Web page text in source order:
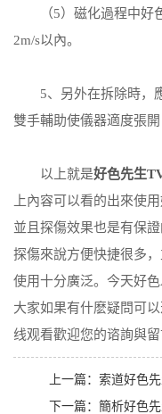
（5）磁化過程中好色
2m/s以內。
5、另外在拆除時，應
雙手輔助使儀器適度張
以上就是好色先生
上內容可以看的出來使
並且探傷效果也是有保
探傷來說方便快捷很多
使用十分廣泛。今天好色
大家如果有什麽疑問可
线观看歡迎您的谘詢與留
上一篇： 索道好色先
下一篇： 簡析好色